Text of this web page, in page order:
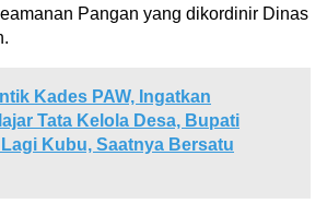
Pangan yang dikordinir Dinas
Kades PAW, Ingatkan
Tata Kelola Desa, Bupati
Kubu, Saatnya Bersatu